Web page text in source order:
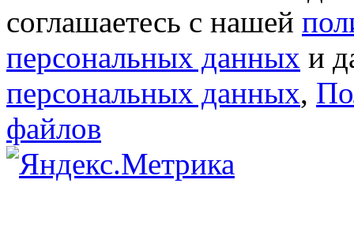
соглашаетесь с нашей
персональных данных и
персональных данных,
файлов